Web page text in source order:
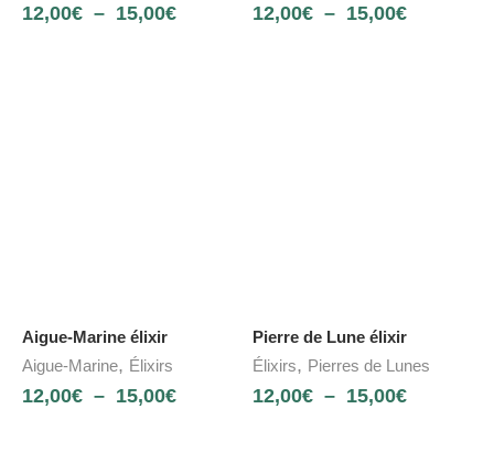
12,00€ – 15,00€ 12,00€ – 15,00€
Aigue-Marine élixir
Aigue-Marine, Élixirs
12,00€ – 15,00€
Pierre de Lune élixir
Élixirs, Pierres de Lunes
12,00€ – 15,00€